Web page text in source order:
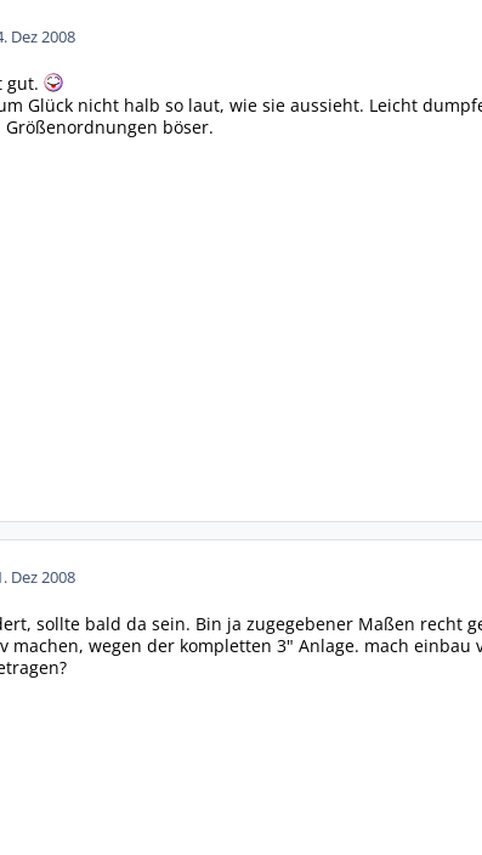
Dez 2008
gut.
Glück nicht halb so laut, wie sie aussieht. Leicht
böser.
Dez 2008
sollte bald da sein. Bin ja zugegebener Maßen recht
machen, wegen der kompletten 3" Anlage. mach